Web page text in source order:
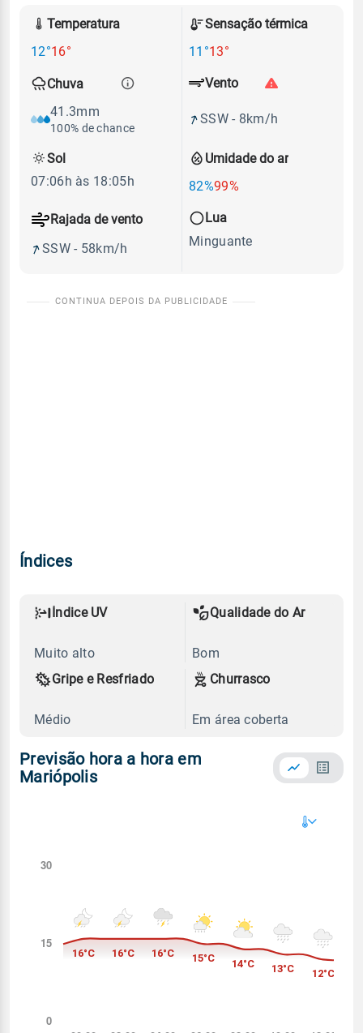
Temperatura
12°16°
Sensação térmica
11°13°
Chuva
41.3mm
100% de chance
Umidade do ar
82%99%
Vento
SSW - 8km/h
Rajada de vento
SSW - 58km/h
Sol
07:06h às 18:05h
Lua
Minguante
Índices
Índice UV
Muito alto
Qualidade do Ar
Bom
Gripe e Resfriado
Médio
Churrasco
Em área coberta
Previsão hora a hora em
Mariópolis